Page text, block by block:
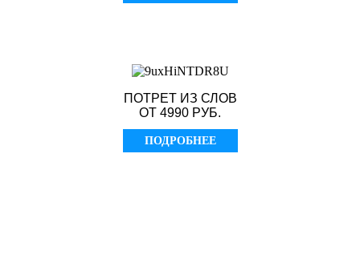
ПОТРЕТ ИЗ СЛОВ
ОТ 4990 РУБ.
ПОДРОБНЕЕ